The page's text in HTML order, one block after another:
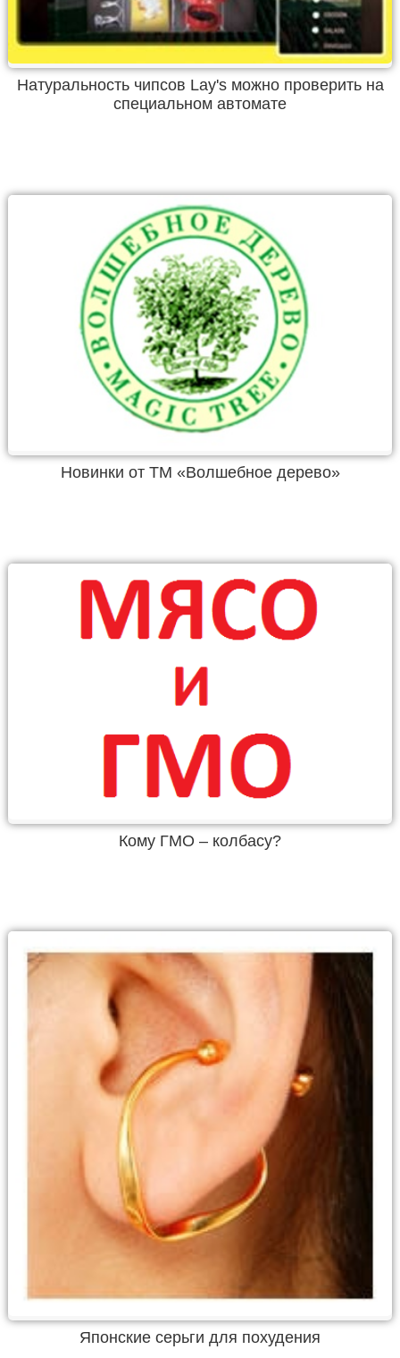
Натуральность чипсов Lay's можно проверить на
специальном автомате
Новинки от ТМ «Волшебное дерево»
Кому ГМО – колбасу?
Японские серьги для похудения